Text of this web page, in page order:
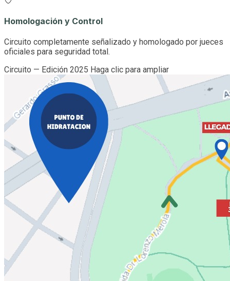
Homologación y Control
Circuito completamente señalizado y homologado por jueces
oficiales para seguridad total.
Circuito — Edición 2025 Haga clic para ampliar